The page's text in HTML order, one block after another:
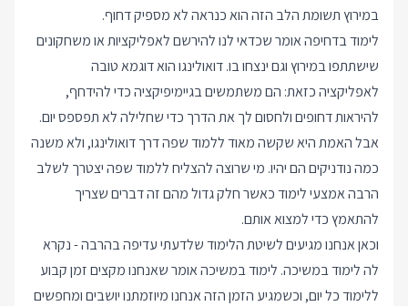
במירוץ תשומת הלב הזה הוא כנראה לא מספיק דחוף.
לימוד בדחיפה אומר שכדאי לנו להירשם לאפליקציות או משחקונים
שישתתפו במירוץ וגם ינצחו בו. דואולינגו הוא דוגמא טובה
לאפליקציה כזאת: הם משתמשים בגיימיפיקציה כדי להידחף,
להיראות דחופים ולחסום לך את הדרך כדי שחלילה לא תפספס יום.
אבל האמת היא שקשה מאוד ללמוד שפה דרך דואולינגו, ולא משנה
כמה נודניקים הם יהיו. מי שרוצה להצליח ללמוד שפה יצטרך לשלב
הרבה אמצעי לימוד כאשר חלק גדול מהם זה דברים שצריך
להתאמץ כדי למצוא אותם.
וכאן אנחנו מגיעים לשיטת הלימוד שלדעתי עדיפה בהרבה - נקרא
לה לימוד במשיכה. לימוד במשיכה אומר שאנחנו מקצים זמן קבוע
ללימוד כל יום, וכשמגיע הזמן הזה אנחנו מיוזמתנו יושבים ומחפשים